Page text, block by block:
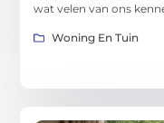
wat velen van ons
Woning En Tuin